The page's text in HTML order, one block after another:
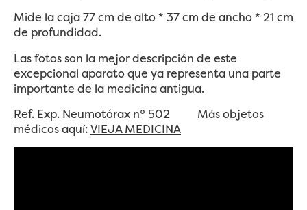
Mide la caja 77 cm de alto * 37 cm de ancho * 21 cm
de profundidad.
Las fotos son la mejor descripción de este
excepcional aparato que ya representa una parte
importante de la medicina antigua.
Ref. Exp. Neumotórax nº 502 Más objetos
médicos aquí:VIEJA MEDICINA